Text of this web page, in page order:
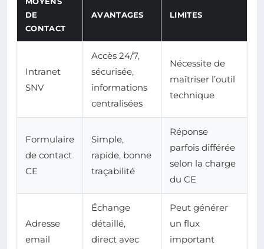
DE
CONTACT
AVANTAGES LIMITES
Intranet
SNV
Accès 24/7,
sécurisée,
informations
centralisées
Nécessite de
maîtriser l’outil
technique
Formulaire
de contact
CE
Simple,
rapide, bonne
traçabilité
Réponse
parfois différée
selon la charge
du CE
Adresse
email
Échange
détaillé,
direct avec
Peut générer
un flux
important